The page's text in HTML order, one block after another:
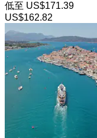
低至 US$171.39
US$162.82